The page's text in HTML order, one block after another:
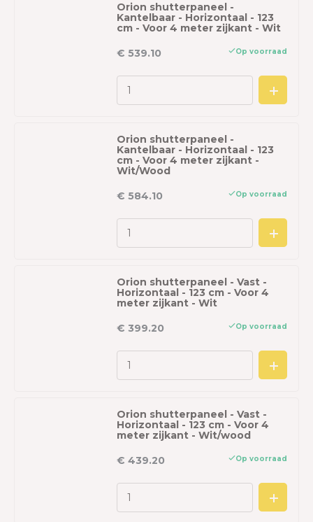
Orion shutterpaneel -
Kantelbaar - Horizontaal - 123
cm - Voor 4 meter zijkant - Wit
€ 539.10
Op voorraad
Orion shutterpaneel -
Kantelbaar - Horizontaal - 123
cm - Voor 4 meter zijkant -
Wit/Wood
€ 584.10
Op voorraad
Orion shutterpaneel - Vast -
Horizontaal - 123 cm - Voor 4
meter zijkant - Wit
€ 399.20
Op voorraad
Orion shutterpaneel - Vast -
Horizontaal - 123 cm - Voor 4
meter zijkant - Wit/wood
€ 439.20
Op voorraad